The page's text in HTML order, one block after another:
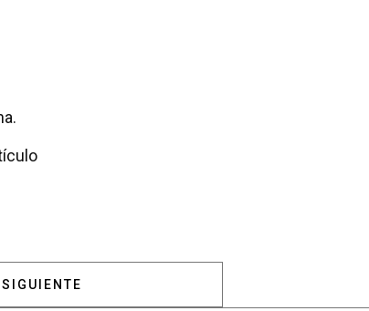
LAS GRANDES OLVIDADAS
ARTÍCULO SIGUIENTE: POR LA LUCHA DE LAS
SIGUIENTE